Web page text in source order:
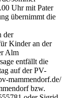
Uhr mit Pater
übernimmt die
der
Kinder an der
Alm
entfällt die
auf der PV-
mammendorf.de/
bzw.